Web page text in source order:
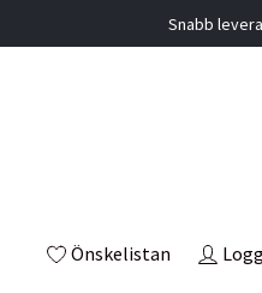
Snabb
Önskelistan